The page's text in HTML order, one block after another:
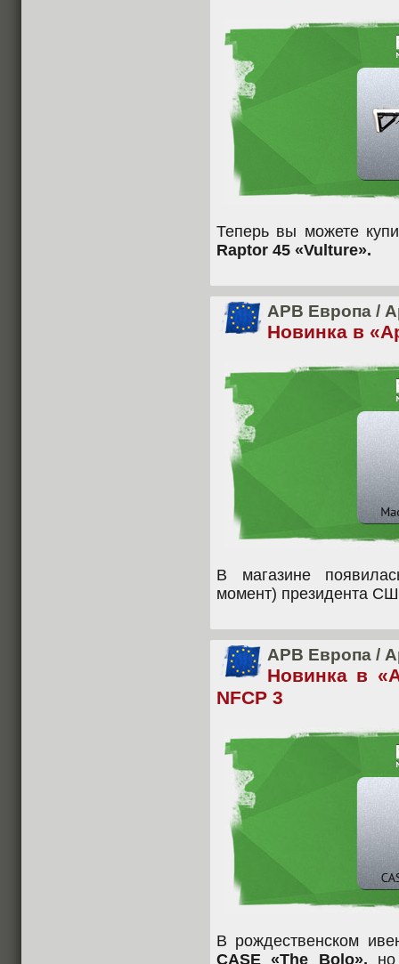
Теперь вы можете
Raptor 45 «Vulture».
APB Европа /
Новинка в
В магазине
момент) президента
APB Европа /
Новинка в
NFCP 3
В рождественском
CASE «The Bolo»,